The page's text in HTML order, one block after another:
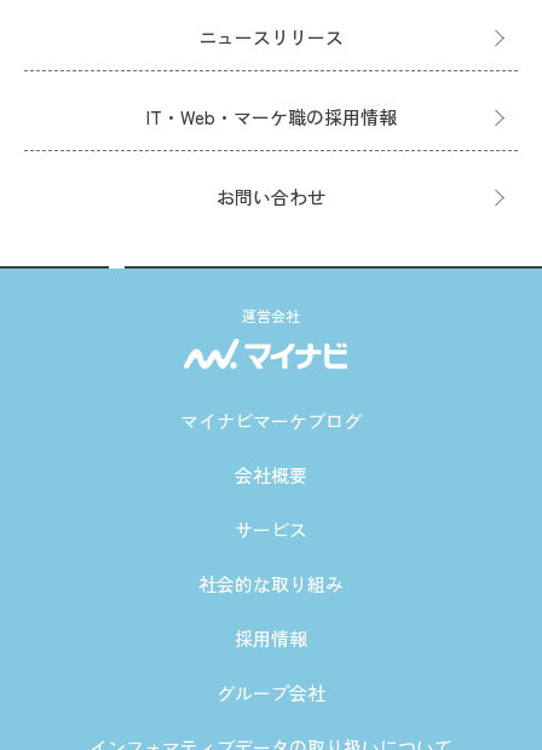
ニュースリリース
IT・Web・マーケ職の採用情報
お問い合わせ
運営会社
マイナビマーケブログ
会社概要
サービス
社会的な取り組み
採用情報
グループ会社